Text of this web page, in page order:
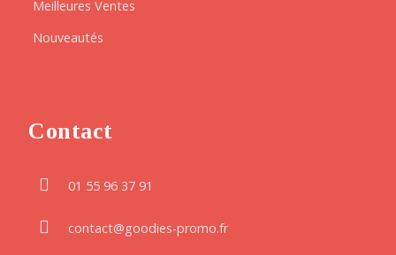
Meilleures Ventes
Nouveautés
Contact
01 55 96 37 91
contact@goodies-promo.fr